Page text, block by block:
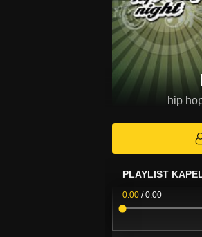
hip
PLAYLIST
0:00 /0:00